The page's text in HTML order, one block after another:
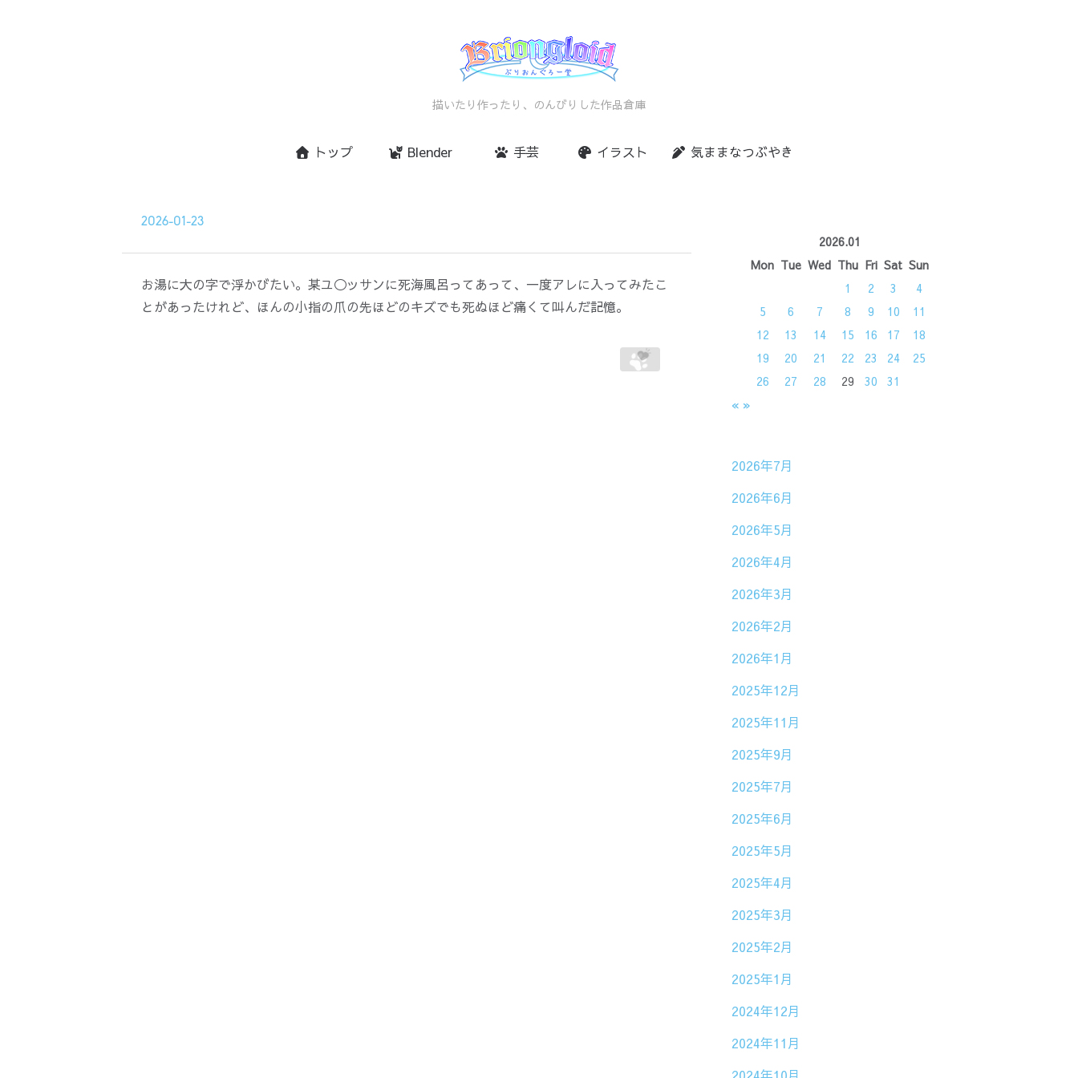
描いたり作ったり、のんびりした作品倉庫
トップ Blender 手芸 イラスト 気ままなつぶやき
2026-01-23
お湯に大の字で浮かびたい。某ユ◯ッサンに死海風呂ってあって、一度アレに入ってみたこ
とがあったけれど、ほんの小指の爪の先ほどのキズでも死ぬほど痛くて叫んだ記憶。
2026.01
Mon Tue Wed Thu Fri Sat Sun
1
2 3
4
5
6 7 8 9 10
11
12
13 14 15 16 17
18
19
20 21 22 23 24
25
26
27 28 29 30 31
« »
2026年7月
2026年6月
2026年5月
2026年4月
2026年3月
2026年2月
2026年1月
2025年12月
2025年11月
2025年9月
2025年7月
2025年6月
2025年5月
2025年4月
2025年3月
2025年2月
2025年1月
2024年12月
2024年11月